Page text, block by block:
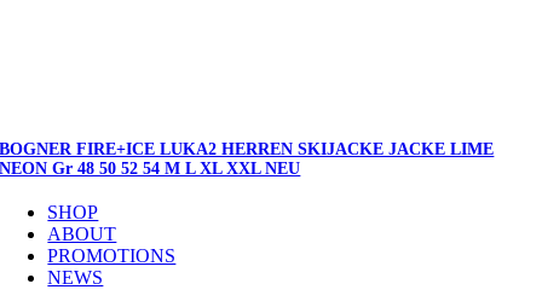
BOGNER FIRE+ICE LUKA2 HERREN SKIJACKE JACKE LIME
NEON Gr 48 50 52 54 M L XL XXL NEU
SHOP
ABOUT
PROMOTIONS
NEWS